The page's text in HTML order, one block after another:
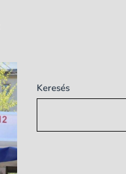
Keresés